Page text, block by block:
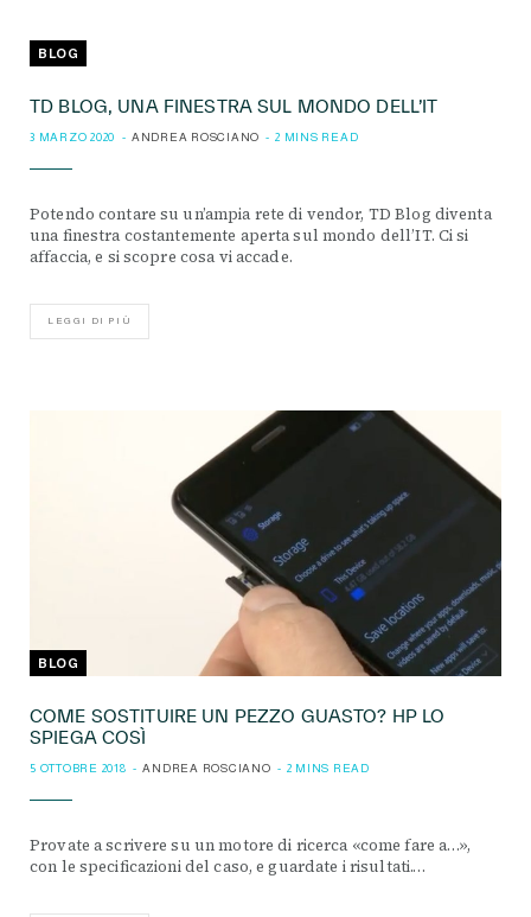
BLOG
TD BLOG, UNA FINESTRA SUL MONDO DELL’IT
3 MARZO 2020 ANDREA ROSCIANO 2 MINS READ
Potendo contare su un’ampia rete di vendor, TD Blog diventa
una finestra costantemente aperta sul mondo dell’IT. Ci si
affaccia, e si scopre cosa vi accade.
LEGGI DI PIÙ
BLOG
COME SOSTITUIRE UN PEZZO GUASTO? HP LO
SPIEGA COSÌ
5 OTTOBRE 2018 ANDREA ROSCIANO 2 MINS READ
Provate a scrivere su un motore di ricerca «come fare a…»,
con le specificazioni del caso, e guardate i risultati.…